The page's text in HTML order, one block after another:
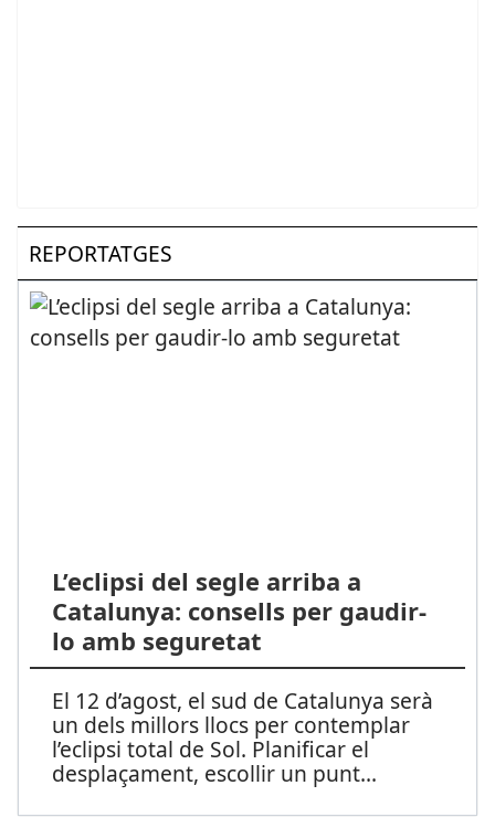
REPORTATGES
L’eclipsi del segle arriba a
Catalunya: consells per gaudir-
lo amb seguretat
El 12 d’agost, el sud de Catalunya serà
un dels millors llocs per contemplar
l’eclipsi total de Sol. Planificar el
desplaçament, escollir un punt...